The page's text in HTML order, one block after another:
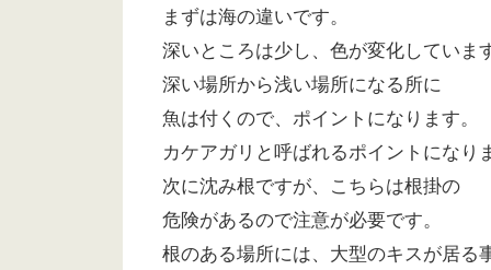
まずは海の違いです。
深いところは少し、色が変化していま
深い場所から浅い場所になる所に
魚は付くので、ポイントになります。
カケアガリと呼ばれるポイントになり
次に沈み根ですが、こちらは根掛の
危険があるので注意が必要です。
根のある場所には、大型のキスが居る